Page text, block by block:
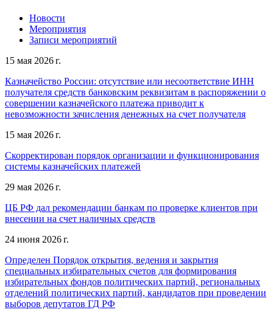
Новости
Мероприятия
Записи мероприятий
15 мая 2026 г.
Казначейство России: отсутствие или несоответствие ИНН
получателя средств банковским реквизитам в распоряжении о
совершении казначейского платежа приводит к
невозможности зачисления денежных на счет получателя
15 мая 2026 г.
Скорректирован порядок организации и функционирования
системы казначейских платежей
29 мая 2026 г.
ЦБ РФ дал рекомендации банкам по проверке клиентов при
внесении на счет наличных средств
24 июня 2026 г.
Определен Порядок открытия, ведения и закрытия
специальных избирательных счетов для формирования
избирательных фондов политических партий, региональных
отделений политических партий, кандидатов при проведении
выборов депутатов ГД РФ